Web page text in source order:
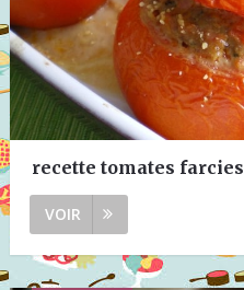
recette tomates farcies
VOIR